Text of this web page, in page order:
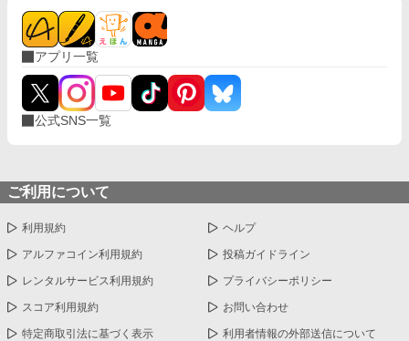
アプリ一覧
公式SNS一覧
ご利用について
利用規約 ヘルプ
アルファコイン利用規約 投稿ガイドライン
レンタルサービス利用規約 プライバシーポリシー
スコア利用規約 お問い合わせ
特定商取引法に基づく表示 利用者情報の外部送信について